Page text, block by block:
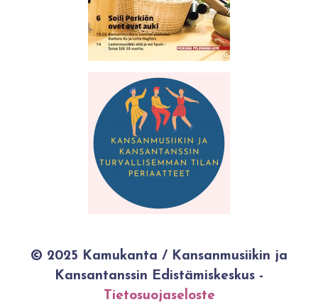
© 2025 Kamukanta / Kansanmusiikin ja
Kansantanssin Edistämiskeskus -
Tietosuojaseloste